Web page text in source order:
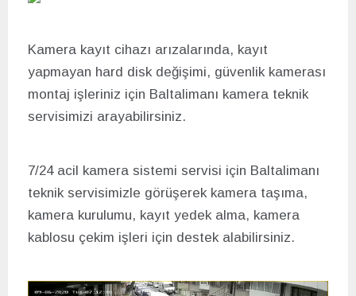
Kamera kayıt cihazı arızalarında, kayıt
yapmayan hard disk değişimi, güvenlik kamerası
montaj işleriniz için Baltalimanı kamera teknik
servisimizi arayabilirsiniz.
7/24 acil kamera sistemi servisi için Baltalimanı
teknik servisimizle görüşerek kamera taşıma,
kamera kurulumu, kayıt yedek alma, kamera
kablosu çekim işleri için destek alabilirsiniz.